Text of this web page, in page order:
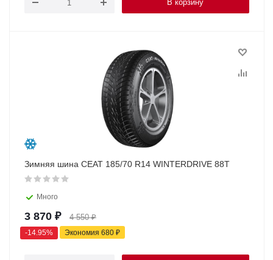
В корзину
Зимняя шина CEAT 185/70 R14 WINTERDRIVE 88T
Много
3 870 ₽ 4 550₽
-14.95% Экономия 680 ₽